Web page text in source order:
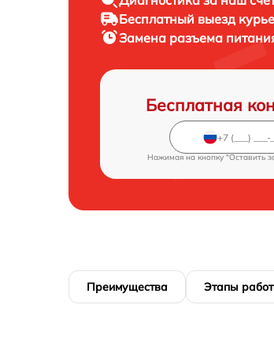
Бесплатный выезд
Замена разъема
Бесплатная
Нажимая на кнопку "Оставить
Преимущества Этапы работ